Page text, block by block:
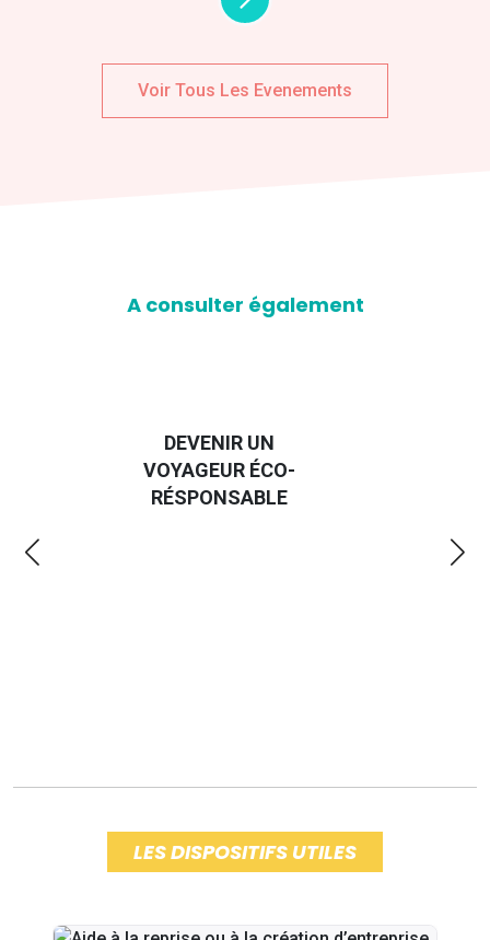
Voir Tous Les Evenements
A consulter également
DEVENIR UN
VOYAGEUR ÉCO-
RÉSPONSABLE
LES DISPOSITIFS UTILES